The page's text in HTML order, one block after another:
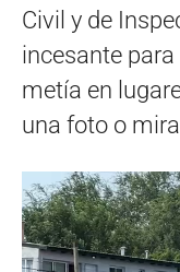
Civil y de
incesante
metía en
una foto o
Reproductor
de
vídeo